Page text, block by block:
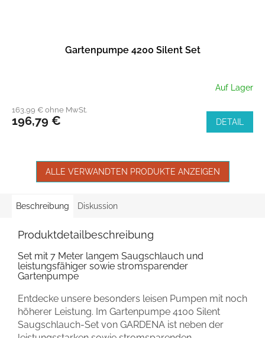
Gartenpumpe 4200 Silent Set
Auf Lager
163,99 € ohne MwSt.
196,79 € DETAIL
ALLE VERWANDTEN PRODUKTE ANZEIGEN
Beschreibung Diskussion
Produktdetailbeschreibung
Set mit 7 Meter langem Saugschlauch und
leistungsfähiger sowie stromsparender
Gartenpumpe
Entdecke unsere besonders leisen Pumpen mit noch
höherer Leistung. Im Gartenpumpe 4100 Silent
Saugschlauch-Set von GARDENA ist neben der